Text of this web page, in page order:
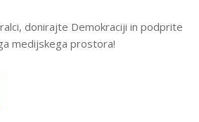
donirajte Demokraciji in podprite
medijskega prostora!